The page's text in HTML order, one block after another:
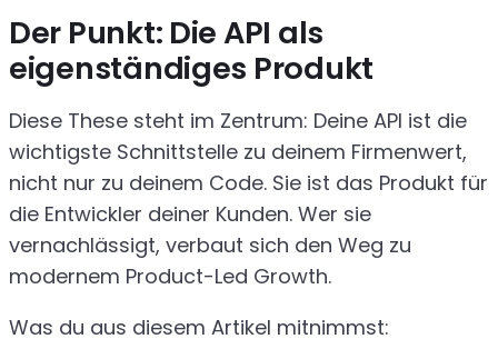
Der Punkt: Die API als
eigenständiges Produkt
Diese These steht im Zentrum: Deine API ist die
wichtigste Schnittstelle zu deinem Firmenwert,
nicht nur zu deinem Code. Sie ist das Produkt für
die Entwickler deiner Kunden. Wer sie
vernachlässigt, verbaut sich den Weg zu
modernem Product-Led Growth.
Was du aus diesem Artikel mitnimmst: